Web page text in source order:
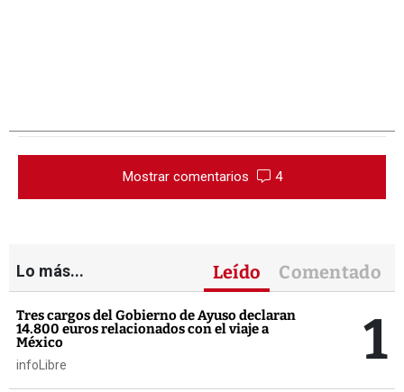
Mostrar comentarios 4
Lo más... Leído Comentado
Tres cargos del Gobierno de Ayuso declaran
14.800 euros relacionados con el viaje a
México
infoLibre 1